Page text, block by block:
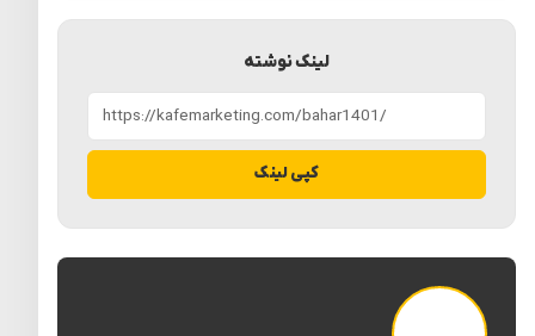
لینک نوشته
کپی لینک